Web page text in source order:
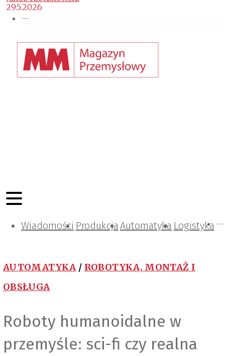
Wiadomości ProdukcjaAutomatyka Logistyka
Projektowanie i konstrukcje
Zarządzanie i IT
Tematy specjalne
AUTOMATYKA / ROBOTYKA, MONTAŻ I
OBSŁUGA
Roboty humanoidalne w
przemyśle: sci-fi czy realna
29.5.2026